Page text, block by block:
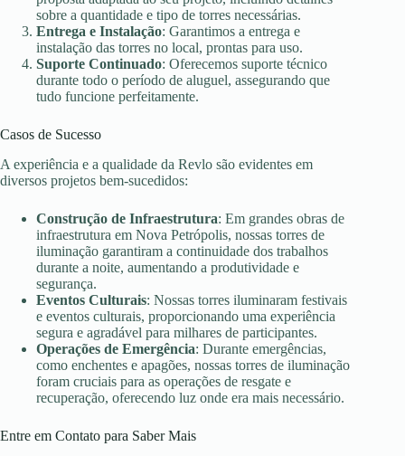
sobre a quantidade e tipo de torres necessárias.
Entrega e Instalação: Garantimos a entrega e
instalação das torres no local, prontas para uso.
Suporte Continuado: Oferecemos suporte técnico
durante todo o período de aluguel, assegurando que
tudo funcione perfeitamente.
Casos de Sucesso
A experiência e a qualidade da Revlo são evidentes em
diversos projetos bem-sucedidos:
Construção de Infraestrutura: Em grandes obras de
infraestrutura em Nova Petrópolis, nossas torres de
iluminação garantiram a continuidade dos trabalhos
durante a noite, aumentando a produtividade e
segurança.
Eventos Culturais: Nossas torres iluminaram festivais
e eventos culturais, proporcionando uma experiência
segura e agradável para milhares de participantes.
Operações de Emergência: Durante emergências,
como enchentes e apagões, nossas torres de iluminação
foram cruciais para as operações de resgate e
recuperação, oferecendo luz onde era mais necessário.
Entre em Contato para Saber Mais